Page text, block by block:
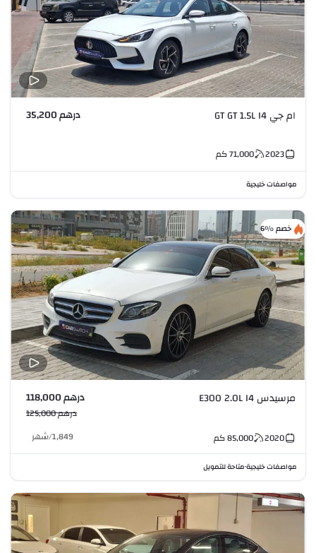
ام جي GT GT 1.5L I4 درهم 35,200
2023
71,000كم
مواصفات خليجية
خصم %6
مرسيدس E300 2.0L I4 درهم 118,000
درهم 125,000
2020
85,000كم 1,849
/شهر
مواصفات خليجية•متاحة للتمويل